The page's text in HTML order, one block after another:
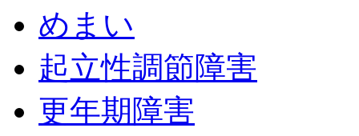
めまい
起立性調節障害
更年期障害